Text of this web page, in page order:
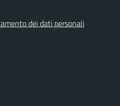
dei dati personali